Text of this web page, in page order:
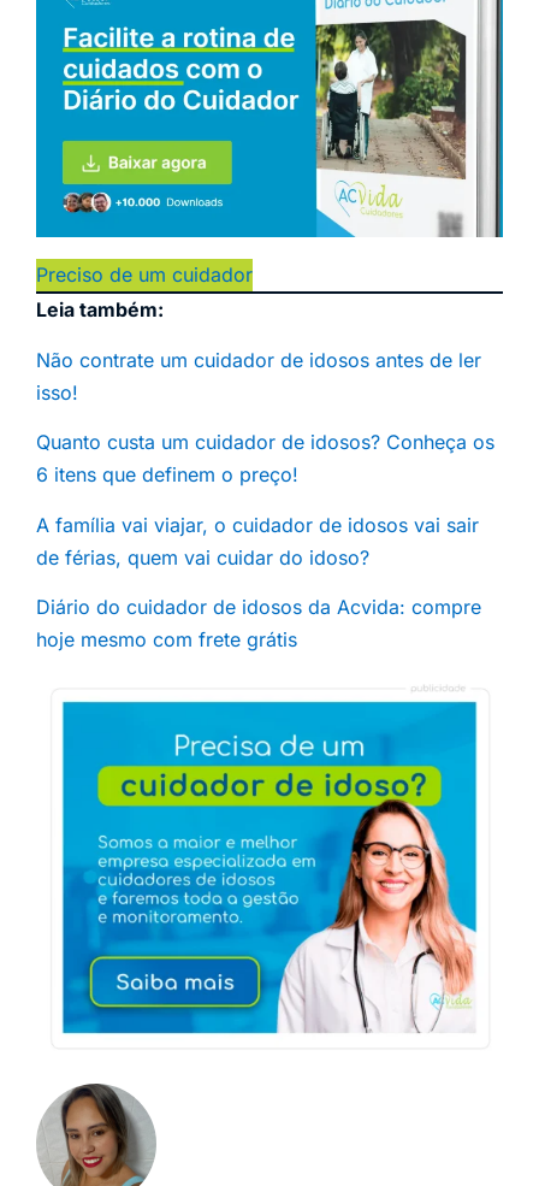
Preciso de um cuidador
Leia também:
Não contrate um cuidador de idosos antes de ler
isso!
Quanto custa um cuidador de idosos? Conheça os
6 itens que definem o preço!
A família vai viajar, o cuidador de idosos vai sair
de férias, quem vai cuidar do idoso?
Diário do cuidador de idosos da Acvida: compre
hoje mesmo com frete grátis